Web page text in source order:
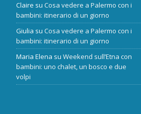
Claire suCosa vedere a Palermo con i
bambini: itinerario di un giorno
Giulia suCosa vedere a Palermo con i
bambini: itinerario di un giorno
Maria Elena suWeekend sull’Etna con
bambini: uno chalet, un bosco e due
volpi